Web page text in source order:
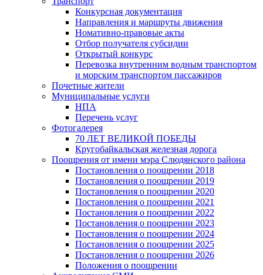
Конкурсная документация
Направления и маршруты движения
Номативно-правовые акты
Отбор получателя субсидии
Открытый конкурс
Перевозка внутренним водным транспортом
и морским транспортом пассажиров
Почетные жители
Муниципальные услуги
НПА
Перечень услуг
Фотогалерея
70 ЛЕТ ВЕЛИКОЙ ПОБЕДЫ
Кругобайкальская железная дорога
Поощрения от имени мэра Слюдянского района
Постановления о поощрении 2018
Постановления о поощрении 2019
Постановления о поощрении 2020
Постановления о поощрении 2021
Постановления о поощрении 2022
Постановления о поощрении 2023
Постановления о поощрении 2024
Постановления о поощрении 2025
Постановления о поощрении 2026
Положения о поощрении